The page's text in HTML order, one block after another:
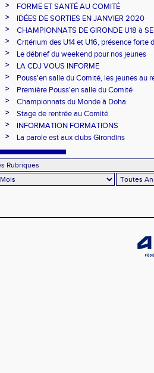
>
FORME ET SANTÉ AU COMITÉ
>
IDÉES DE SORTIES EN JANVIER 2020
>
CHAMPIONNATS DE GIRONDE U18 à SE
>
Critérium des U14 et U16, présence forte
>
Le débrief du weekend pour nos jeunes
>
LA CDJ VOUS INFORME
>
Pouss'en salle du Comité, les jeunes au
>
Première Pouss'en salle du Comité
>
Championnats du Monde à Doha
>
Stage de rentrée au Comité
>
INFORMATION FORMATIONS
> La parole est aux clubs Girondins